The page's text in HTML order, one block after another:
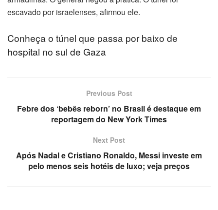
evden eve nakliyat
tıkanıklık açma
escavado por israelenses, afirmou ele.
Conheça o túnel que passa por baixo de
hospital no sul de Gaza
Previous Post
Febre dos ‘bebês reborn’ no Brasil é destaque em
reportagem do New York Times
Next Post
Após Nadal e Cristiano Ronaldo, Messi investe em
pelo menos seis hotéis de luxo; veja preços